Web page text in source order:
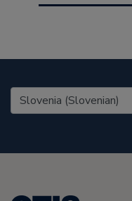
United States (EN)